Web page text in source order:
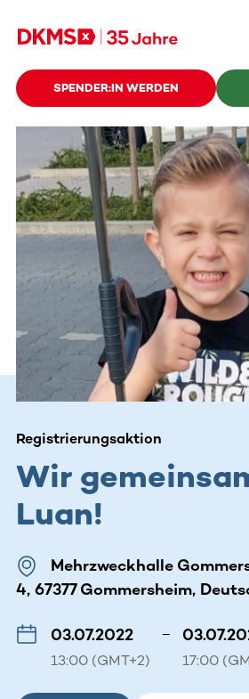
SPENDER:IN WERDEN
Registrierungsaktion
Wir
Luan!
Mehrzweckhalle
4, 67377 Gommersheim,
03.07.2022
13:00 (GMT+2)
–
17:00